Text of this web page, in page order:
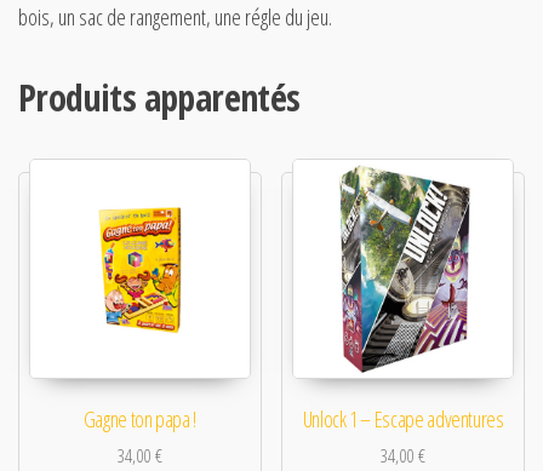
bois, un sac de rangement, une régle du jeu.
Produits apparentés
Gagne ton papa !
34,00€
Unlock 1 – Escape adventures
34,00€